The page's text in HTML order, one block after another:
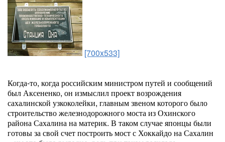
[700x533]
Когда-то, когда российским министром путей и сообщений
был Аксененко, он измыслил проект возрождения
сахалинской узкоколейки, главным звеном которого было
строительство железнодорожного моста из Охинского
района Сахалина на материк. В таком случае японцы были
готовы за свой счет построить мост с Хоккайдо на Сахалин